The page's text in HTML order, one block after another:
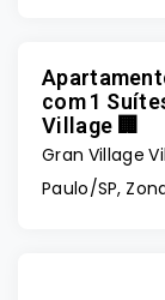
com 1
Village 🏢
Gran Village
Paulo/SP,